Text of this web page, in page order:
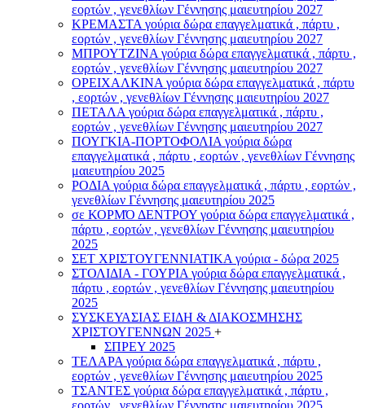
εορτών , γενεθλίων Γέννησης μαιευτηρίου 2027
ΚΡΕΜΑΣΤΑ γούρια δώρα επαγγελματικά , πάρτυ ,
εορτών , γενεθλίων Γέννησης μαιευτηρίου 2027
ΜΠΡΟΥΤΖΙΝΑ γούρια δώρα επαγγελματικά , πάρτυ ,
εορτών , γενεθλίων Γέννησης μαιευτηρίου 2027
ΟΡΕΙΧΑΛΚΙΝΑ γούρια δώρα επαγγελματικά , πάρτυ
, εορτών , γενεθλίων Γέννησης μαιευτηρίου 2027
ΠΕΤΑΛΑ γούρια δώρα επαγγελματικά , πάρτυ ,
εορτών , γενεθλίων Γέννησης μαιευτηρίου 2027
ΠΟΥΓΚΙΑ-ΠΟΡΤΟΦΟΛΙΑ γούρια δώρα
επαγγελματικά , πάρτυ , εορτών , γενεθλίων Γέννησης
μαιευτηρίου 2025
ΡΟΔΙΑ γούρια δώρα επαγγελματικά , πάρτυ , εορτών ,
γενεθλίων Γέννησης μαιευτηρίου 2025
σε ΚΟΡΜΌ ΔΕΝΤΡΟΥ γούρια δώρα επαγγελματικά ,
πάρτυ , εορτών , γενεθλίων Γέννησης μαιευτηρίου
2025
ΣΕΤ ΧΡΙΣΤΟΥΓΕΝΝΙΑΤΙΚΑ γούρια - δώρα 2025
ΣΤΟΛΙΔΙΑ - ΓΟΥΡΙΑ γούρια δώρα επαγγελματικά ,
πάρτυ , εορτών , γενεθλίων Γέννησης μαιευτηρίου
2025
ΣΥΣΚΕΥΑΣΙΑΣ ΕΙΔΗ & ΔΙΑΚΟΣΜΗΣΗΣ
ΧΡΙΣΤΟΥΓΕΝΝΩΝ 2025 +
ΣΠΡΕΥ 2025
ΤΕΛΑΡΑ γούρια δώρα επαγγελματικά , πάρτυ ,
εορτών , γενεθλίων Γέννησης μαιευτηρίου 2025
ΤΣΑΝΤΕΣ γούρια δώρα επαγγελματικά , πάρτυ ,
εορτών , γενεθλίων Γέννησης μαιευτηρίου 2025